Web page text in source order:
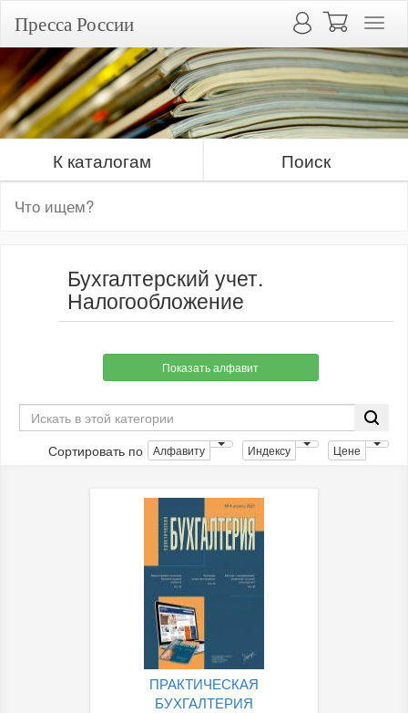
Пресса России
К каталогам Поиск
Бухгалтерский учет.
Налогообложение
Показать алфавит
Сортировать по Алфавиту Индексу Цене
ПРАКТИЧЕСКАЯ
БУХГАЛТЕРИЯ